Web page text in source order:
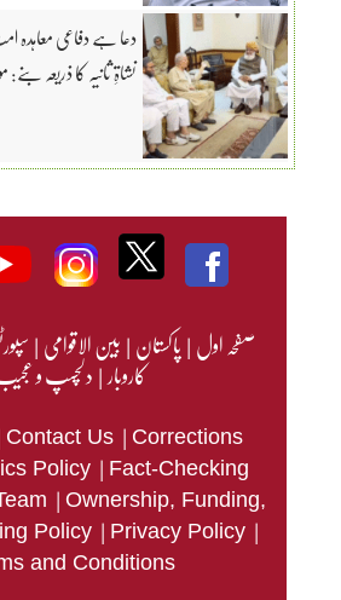
دعا ہے دفاعی
نشاۃِ ثانیہ کا ذریعہ
صفحہ اول|پاکستان|بین الاقوامی|
کاروبار|دلچسپ و
Contact Us | Corrections
Policy | Fact-Checking
| Ownership, Funding,
Policy | Privacy Policy |
and Conditions